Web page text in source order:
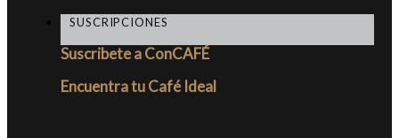
SUSCRIPCIONES
Suscribete a ConCAFÉ
Encuentra tu Café Ideal